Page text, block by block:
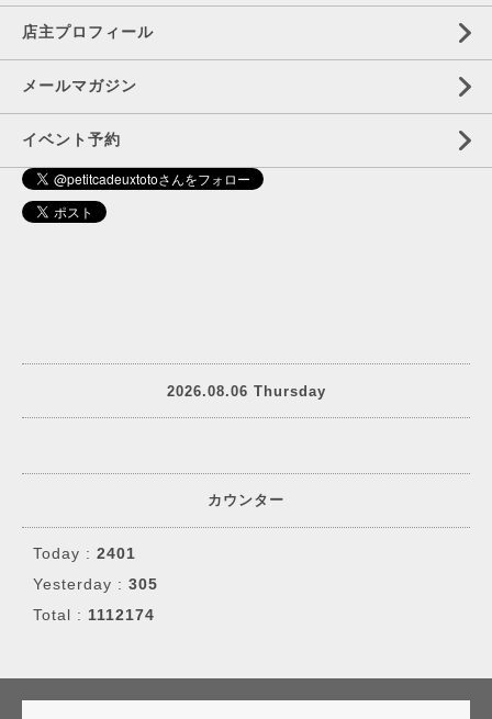
店主プロフィール
メールマガジン
イベント予約
2026.08.06 Thursday
カウンター
Today : 2401
Yesterday : 305
Total : 1112174